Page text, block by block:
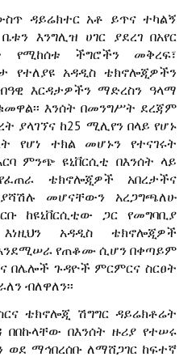
ውስጥ ዳይሬክተር አቶ ይጥና ተካልኝ
እንግሊዝ ሀገር ያደረገ በአየር
የሚከሰቱ ችግሮችን መቅረፍ፣
የተለያዩ አዳዲስ ቴክኖሎጂዎችን
እርዳታዎችን ማድረስን ዓላማ
እንሰት በመንግሥት ደረጃም
ያላገኘና ከ25 ሚሊየን በላይ የሆኑ
የሆነ ተክል መሆኑን የተናገሩት
ምንጭ ዩኒቨርሲቲ በእንሰት ላይ
ቴክኖሎጂዎች አበረታችና
መሆናቸውን አረጋግጫለሁ
ከዩኒቨርሲቲው ጋር የመግባቢያ
አዳዲስ ቴክኖሎጂዎች
የጠቆሙ ሲሆን በቀጣይም
በሌሎች ጉዳዮች ምርምርና ስርፀት
ብለዋለን፡፡
ቴክኖሎጂ ሽግግር ዳይሬክቶሬት
በእንሰት ዙሪያ የተሠሩ
ማኅበረሰቡ ለማሸጋገር ከፍተኛ